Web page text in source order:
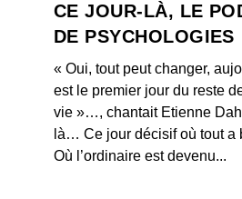
CE JOUR-LÀ, LE
DE PSYCHOLOGIES
« Oui, tout peut changer,
est le premier jour du reste
vie »…, chantait Etienne
là… Ce jour décisif où tout a
Où l’ordinaire est devenu...